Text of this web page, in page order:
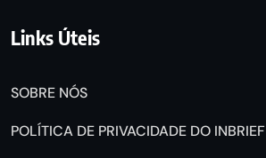
Links Úteis
SOBRE NÓS
POLÍTICA DE PRIVACIDADE DO INBRIEF